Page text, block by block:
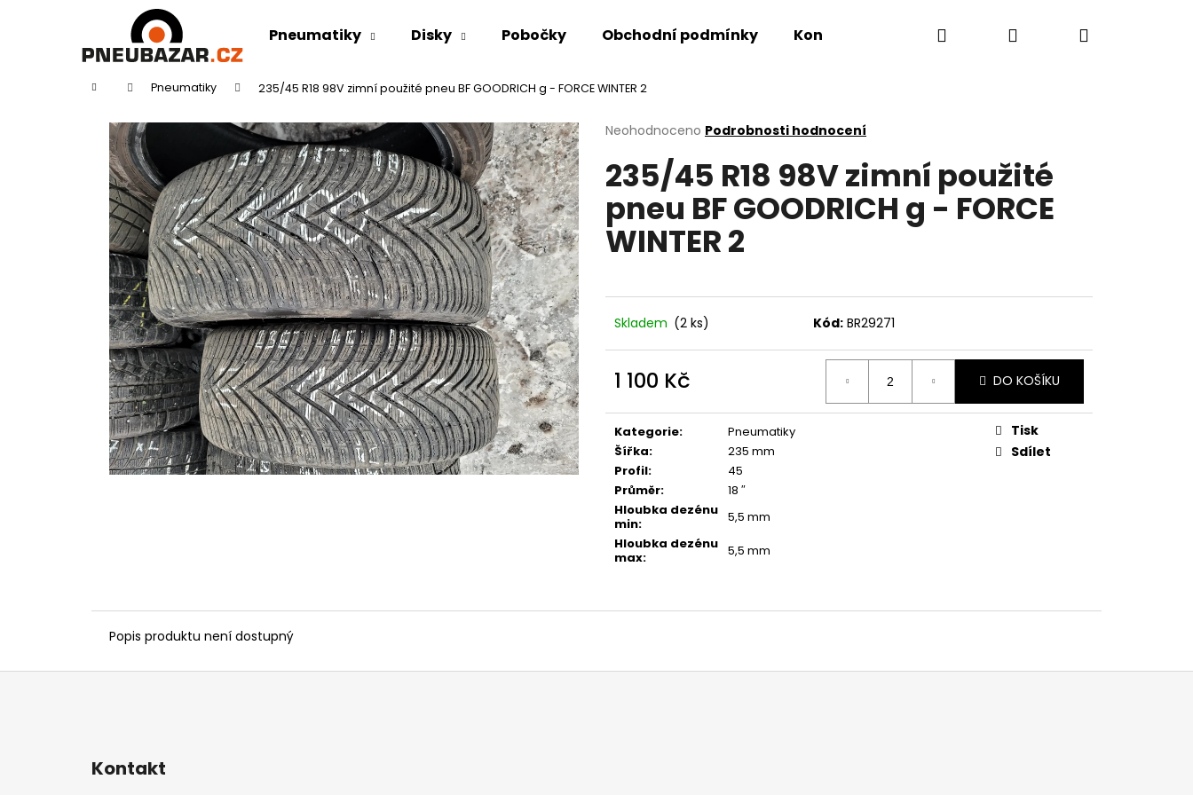
Pneumatiky Disky Pobočky Obchodní podmínky Kontakty Hledat PřihlášeníNákupní
Domů Pneumatiky 235/45 R18 98V zimní použité pneu BF GOODRICH g - FORCE WINTER 2
Průměrné
produktu
je
5
hvězdiček.
Neohodnoceno Podrobnosti hodnocení
235/45 R18 98V zimní použité
pneu BF GOODRICH g - FORCE
WINTER 2
Skladem (2 ks) Kód: BR29271
1 100 Kč
cena:
DO KOŠÍKU
Kategorie:
Pneumatiky
Šířka:
235 mm
Profil:
45
Průměr:
18 ″
Hloubka dezénu
min:
5,5 mm
Hloubka dezénu
max: 5,5 mm
Tisk
Sdílet
Popis produktu není dostupný
Zpět
Zpět
Co potřebujete najít?
HLEDAT
Doporučujeme
Z
Kontakt